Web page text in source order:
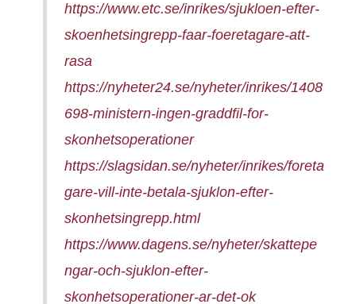
https://www.etc.se/inrikes/sjukloen-efter-
skoenhetsingrepp-faar-foeretagare-att-
rasa
https://nyheter24.se/nyheter/inrikes/1408
698-ministern-ingen-graddfil-for-
skonhetsoperationer
https://slagsidan.se/nyheter/inrikes/foreta
gare-vill-inte-betala-sjuklon-efter-
skonhetsingrepp.html
https://www.dagens.se/nyheter/skattepe
ngar-och-sjuklon-efter-
skonhetsoperationer-ar-det-ok